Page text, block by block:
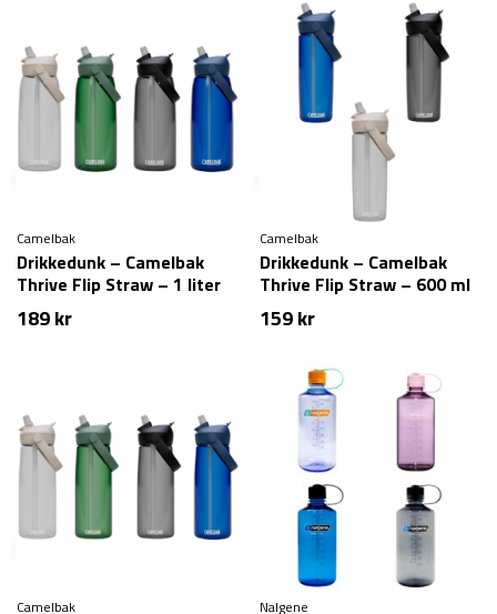
Camelbak
Drikkedunk – Camelbak
Thrive Flip Straw – 1 liter
189kr
Camelbak
Drikkedunk – Camelbak
Thrive Flip Straw – 600 ml
159kr
Camelbak Nalgene